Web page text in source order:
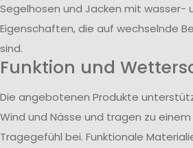
Segelhosen und Jacken mit wasser-
Eigenschaften, die auf wechselnde
sind.
Funktion und
Die angebotenen Produkte
Wind und Nässe und tragen zu
Tragegefühl bei. Funktionale